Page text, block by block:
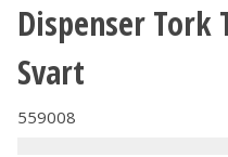
Dispenser
Svart
559008